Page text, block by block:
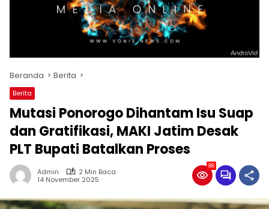
Beranda Berita
Berita
Mutasi Ponorogo Dihantam Isu Suap
dan Gratifikasi, MAKI Jatim Desak
PLT Bupati Batalkan Proses
Admin
2 Min Baca
14 November 2025
88